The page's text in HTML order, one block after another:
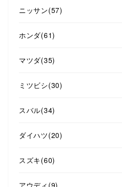
ニッサン(57)
ホンダ(61)
マツダ(35)
ミツビシ(30)
スバル(34)
ダイハツ(20)
スズキ(60)